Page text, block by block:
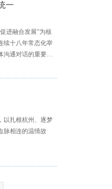
一
进融合发展”为核
续十八年常态化举
沟通对话的重要桥
以扎根杭州、逐梦
脉相连的温情故